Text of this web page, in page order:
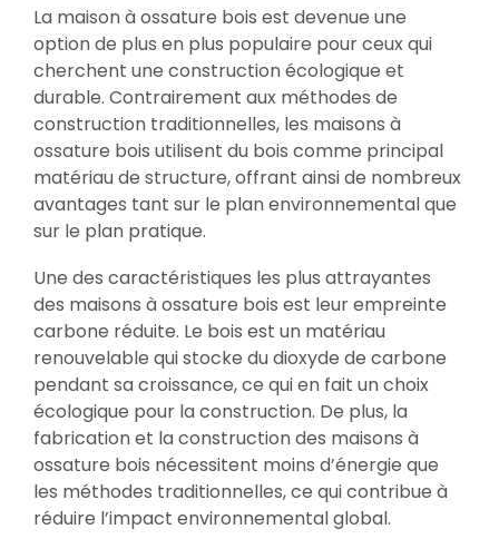
La maison à ossature bois est devenue une
option de plus en plus populaire pour ceux qui
cherchent une construction écologique et
durable. Contrairement aux méthodes de
construction traditionnelles, les maisons à
ossature bois utilisent du bois comme principal
matériau de structure, offrant ainsi de nombreux
avantages tant sur le plan environnemental que
sur le plan pratique.
Une des caractéristiques les plus attrayantes
des maisons à ossature bois est leur empreinte
carbone réduite. Le bois est un matériau
renouvelable qui stocke du dioxyde de carbone
pendant sa croissance, ce qui en fait un choix
écologique pour la construction. De plus, la
fabrication et la construction des maisons à
ossature bois nécessitent moins d’énergie que
les méthodes traditionnelles, ce qui contribue à
réduire l’impact environnemental global.